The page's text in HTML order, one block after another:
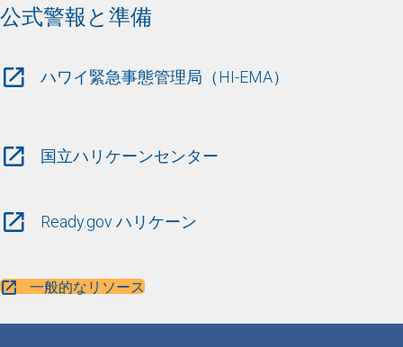
公式警報と準備
ハワイ緊急事態管理局（HI-EMA）
国立ハリケーンセンター
Ready.gov ハリケーン
一般的なリソース